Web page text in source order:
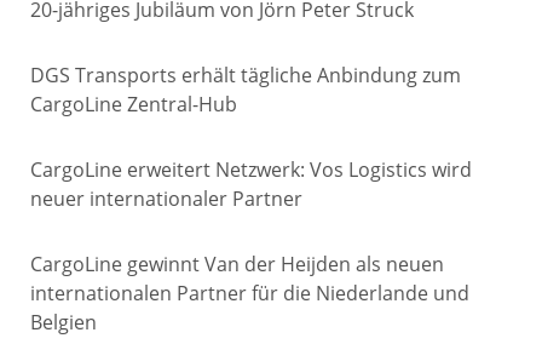
20-jähriges Jubiläum von Jörn Peter Struck
DGS Transports erhält tägliche Anbindung zum
CargoLine Zentral-Hub
CargoLine erweitert Netzwerk: Vos Logistics wird
neuer internationaler Partner
CargoLine gewinnt Van der Heijden als neuen
internationalen Partner für die Niederlande und
Belgien